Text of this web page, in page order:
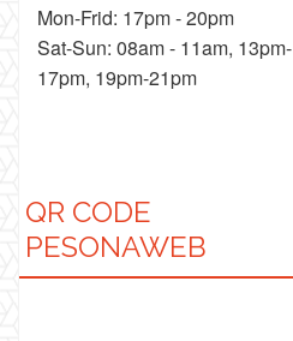
Mon-Frid: 17pm - 20pm
Sat-Sun: 08am - 11am, 13pm-
17pm, 19pm-21pm
QR CODE
PESONAWEB